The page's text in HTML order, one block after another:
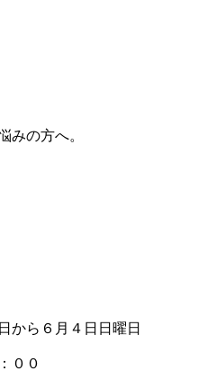
みの方へ。
から６月４日日曜日
００